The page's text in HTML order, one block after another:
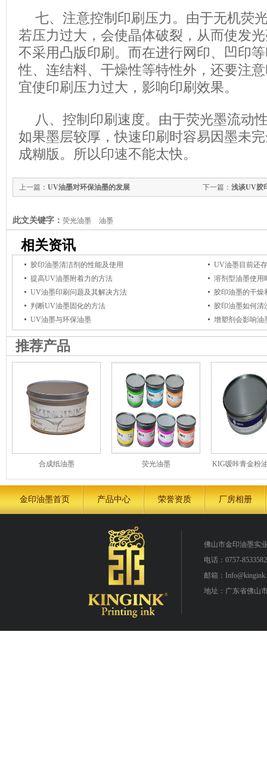
七、注意控制印刷压力。由于无机荧
若压力过大，会使晶体破裂，从而使发
不采用凸版印刷。而在进行网印、凹印
性、连结料、干燥性等特性外，还要注
宜使印刷压力过大，影响印刷效果。
八、控制印刷速度。由于荧光墨流动
如果墨层较厚，快速印刷时容易因墨未
成糊版。所以印速不能太快。
下一篇： 浅谈UV胶
上一篇： UV油墨对环保油墨的发展
此文关键字： 荧光油墨 油墨
相关资讯
胶印油墨清洁剂的性能及使用
UV油墨目前还
提高UV油墨附着力的方法
溶剂型油墨使用
UV油墨印刷问题及其解决方法
胶印油墨的干燥
判断UV油墨固化的方法
胶印油墨如何清
UV油墨与环保油墨
增塑剂会影响油
推荐产品
合成纸油墨 荧光油墨
KIG嗳咔青金粉
金印油墨首页 产品中心 荣誉资质 厂房相册
佛山市金印油墨实
电话：0757-
邮箱：
地址：广东省佛山